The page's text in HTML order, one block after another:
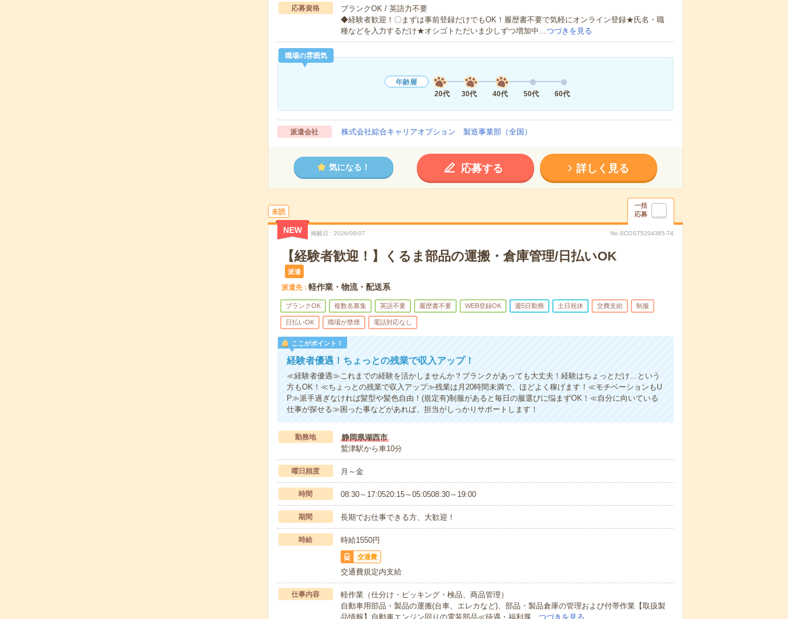
応募資格
ブランクOK / 英語力不要
◆経験者歓迎！〇まずは事前登録だけでもOK！履歴書不要で気軽にオンライン登録★氏名・職
種などを入力するだけ★オシゴトただいま少しずつ増加中…つづきを見る
職場の雰囲気
年齢層
20代
30代 40代 50代 60代
派遣会社 株式会社綜合キャリアオプション 製造事業部（全国）
気になる！ 応募する 詳しく見る
未読
一括
応募
NEW 掲載日 2026/08/07 No.SCOST5204365-T4
【経験者歓迎！】くるま部品の運搬・倉庫管理/日払いOK
派遣
派遣先 軽作業・物流・配送系
ブランクOK 複数名募集 英語不要 履歴書不要 WEB登録OK 週5日勤務 土日祝休 交費支給 制服
日払いOK 職場が禁煙 電話対応なし
ここがポイント！
経験者優遇！ちょっとの残業で収入アップ！
≪経験者優遇≫これまでの経験を活かしませんか？ブランクがあっても大丈夫！経験はちょっとだけ…という
方もOK！≪ちょっとの残業で収入アップ≫残業は月20時間未満で、ほどよく稼げます！≪モチベーションもU
P≫派手過ぎなければ髪型や髪色自由！(規定有)制服があると毎日の服選びに悩まずOK！≪自分に向いている
仕事が探せる≫困った事などがあれば、担当がしっかりサポートします！
勤務地
静岡県湖西市
鷲津駅から車10分
曜日頻度 月～金
時間 08:30～17:0520:15～05:0508:30～19:00
期間 長期でお仕事できる方、大歓迎！
時給 時給1550円
交通費
交通費規定内支給
仕事内容
軽作業（仕分け・ピッキング・検品、商品管理）
自動車用部品・製品の運搬(台車、エレカなど)、部品・製品倉庫の管理および付帯作業【取扱製
品情報】自動車エンジン回りの電装部品≪待遇・福利厚… つづきを見る